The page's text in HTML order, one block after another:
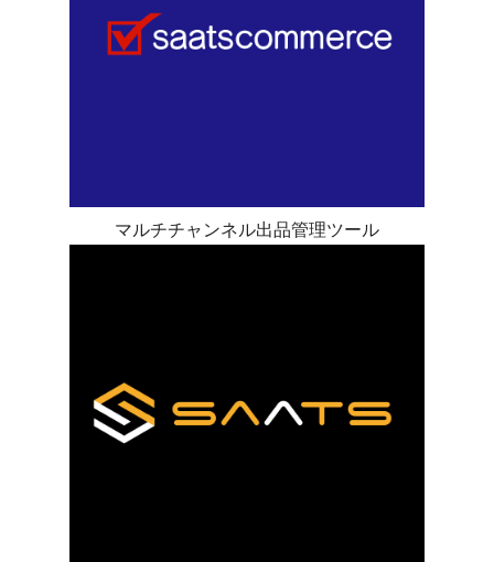
マルチチャンネル出品管理ツール